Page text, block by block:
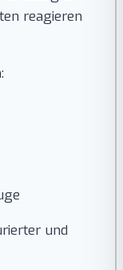
reagieren
und